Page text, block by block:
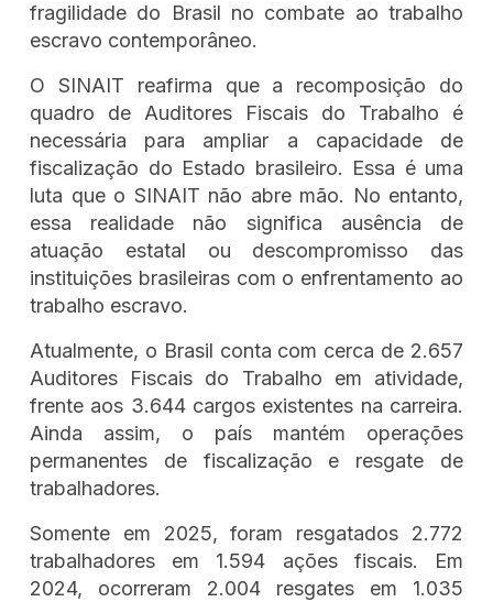
fragilidade do Brasil no combate ao trabalho
escravo contemporâneo.
O SINAIT reafirma que a recomposição do
quadro de Auditores Fiscais do Trabalho é
necessária para ampliar a capacidade de
fiscalização do Estado brasileiro. Essa é uma
luta que o SINAIT não abre mão. No entanto,
essa realidade não significa ausência de
atuação estatal ou descompromisso das
instituições brasileiras com o enfrentamento ao
trabalho escravo.
Atualmente, o Brasil conta com cerca de 2.657
Auditores Fiscais do Trabalho em atividade,
frente aos 3.644 cargos existentes na carreira.
Ainda assim, o país mantém operações
permanentes de fiscalização e resgate de
trabalhadores.
Somente em 2025, foram resgatados 2.772
trabalhadores em 1.594 ações fiscais. Em
2024, ocorreram 2.004 resgates em 1.035